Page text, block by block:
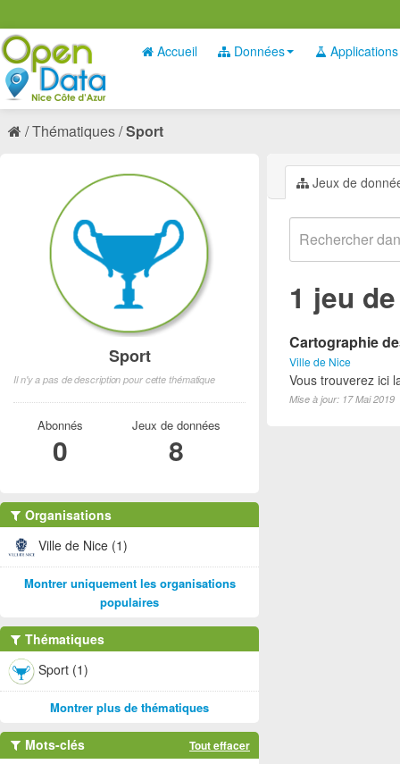
Accueil Données Applications
Thématiques Sport
Jeux de
1 jeu
Cartographie
Ville de Nice
Vous trouverez ici
Mise à jour: 17 Mai 2019
Sport
Il n'y a pas de description pour cette thématique
Abonnés
0
Jeux de données
8
Organisations
Ville de Nice (1)
Montrer uniquement les organisations
populaires
Thématiques
Sport (1)
Montrer plus de thématiques
Mots-clés Tout effacer